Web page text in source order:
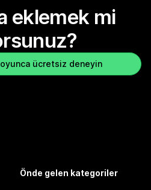
eklemek mi
ücretsiz deneyin
Önde gelen kategoriler